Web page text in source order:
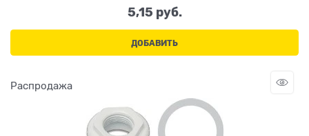
5,15 руб.
ДОБАВИТЬ
Распродажа